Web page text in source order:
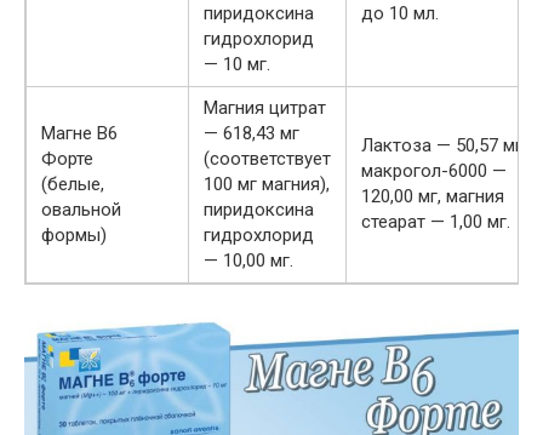
пиридоксина
гидрохлорид
— 10 мг.
до 10 мл.
Магне В6
Форте
(белые,
овальной
формы)
Магния цитрат
— 618,43 мг
(соответствует
100 мг магния),
пиридоксина
гидрохлорид
— 10,00 мг.
Лактоза — 50,57 мг,
макрогол-6000 —
120,00 мг, магния
стеарат — 1,00 мг.